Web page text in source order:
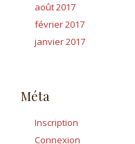
août 2017
février 2017
janvier 2017
Méta
Inscription
Connexion